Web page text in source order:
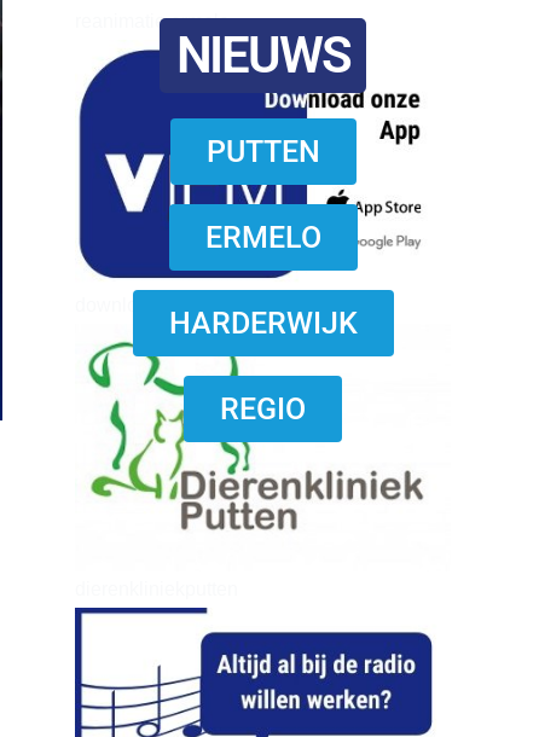
reanimatie ermelo
NIEUWS
PUTTEN
ERMELO
HARDERWIJK
REGIO